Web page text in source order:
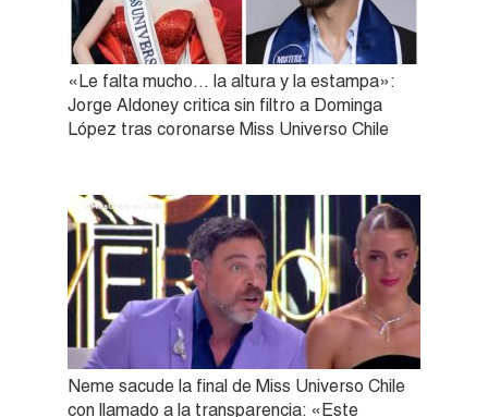
«Le falta mucho… la altura y la estampa»:
Jorge Aldoney critica sin filtro a Dominga
López tras coronarse Miss Universo Chile
Neme sacude la final de Miss Universo Chile
con llamado a la transparencia: «Este